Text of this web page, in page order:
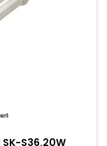
SK-S36.20W